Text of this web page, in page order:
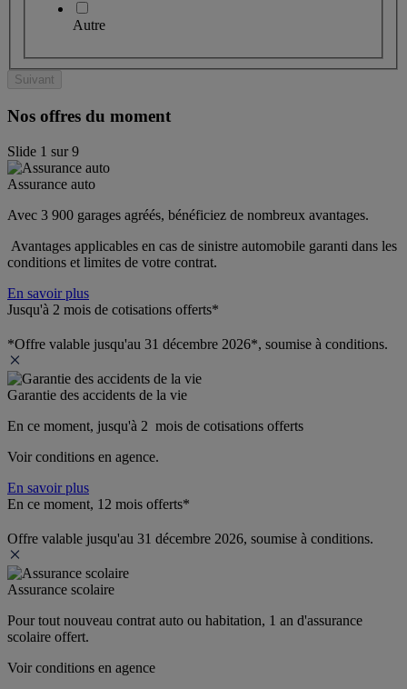
Autre
Suivant
Nos offres du moment
Slide 1 sur9
Assurance auto
Avec 3 900 garages agréés, bénéficiez de nombreux avantages.
Avantages applicables en cas de sinistre automobile garanti dans les
conditions et limites de votre contrat.
En savoir plus
Jusqu'à 2 mois de cotisations offerts*
*Offre valable jusqu'au 31 décembre 2026*, soumise à conditions.
Garantie des accidents de la vie
En ce moment, jusqu'à 2  mois de cotisations offerts
Voir conditions en agence.
En savoir plus
En ce moment, 12 mois offerts*
Offre valable jusqu'au 31 décembre 2026, soumise à conditions.
Assurance scolaire
Pour tout nouveau contrat auto ou habitation, 1 an d'assurance
scolaire offert.
Voir conditions en agence